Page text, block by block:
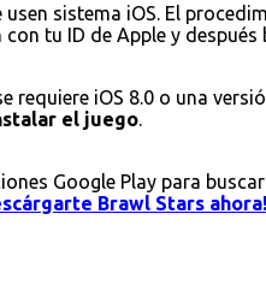
sistema iOS. El
tu ID de Apple y
requiere iOS 8.0 o una
el juego.
Google Play para
Brawl Stars ahora!